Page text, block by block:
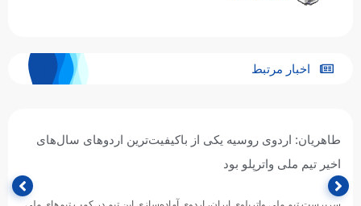
اخبار مرتبط
طاهریان: اردوی روسیه یکی از باکیفیت‌ترین اردوهای سال‌های
اخیر تیم ملی واترپلو بود